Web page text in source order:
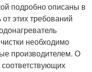
подробно описаны в
от этих требований
необходимо
производителем. О